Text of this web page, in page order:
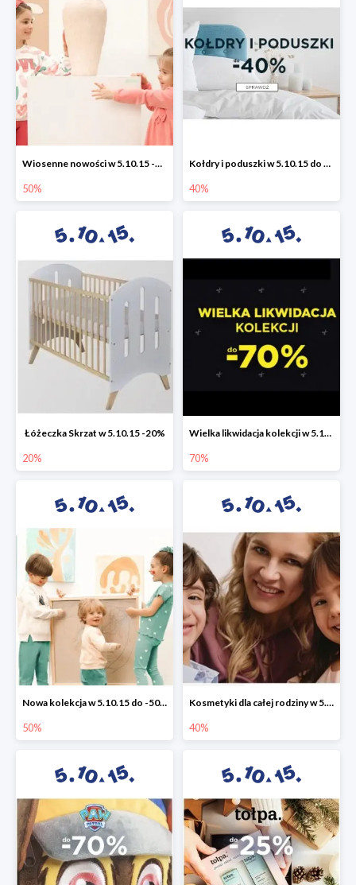
Wiosenne nowości w 5.10.15 -50%
50%
Kołdry i poduszki w 5.10.15 do -40%
40%
Łóżeczka Skrzat w 5.10.15 -20%
20%
Wielka likwidacja kolekcji w 5.10.15 do -70%
70%
Nowa kolekcja w 5.10.15 do -50%
50%
Kosmetyki dla całej rodziny w 5.10.15 do -40%
40%